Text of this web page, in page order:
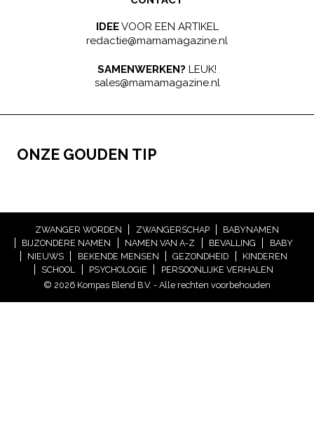
IDEEVOOR EEN ARTIKEL
redactie@mamamagazine.nl
SAMENWERKEN? LEUK!
sales@mamamagazine.nl
ONZE GOUDEN TIP
ZWANGER WORDEN ZWANGERSCHAP
BABYNAMEN
BIJZONDERE NAMEN
NAMEN VAN A-Z BEVALLING
BABY
NIEUWS
BEKENDE MENSEN GEZONDHEID
KINDEREN
SCHOOL
PSYCHOLOGIE
PERSOONLIJKE VERHALEN
© 2026 Kompas Blend B.V. - Alle rechten voorbehouden